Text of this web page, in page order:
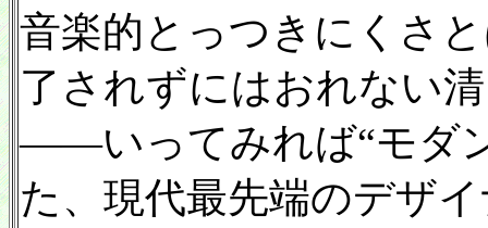
音楽的とっつきにくさ
了されずにはおれない
——いってみれば“モダ
た、現代最先端のデザ